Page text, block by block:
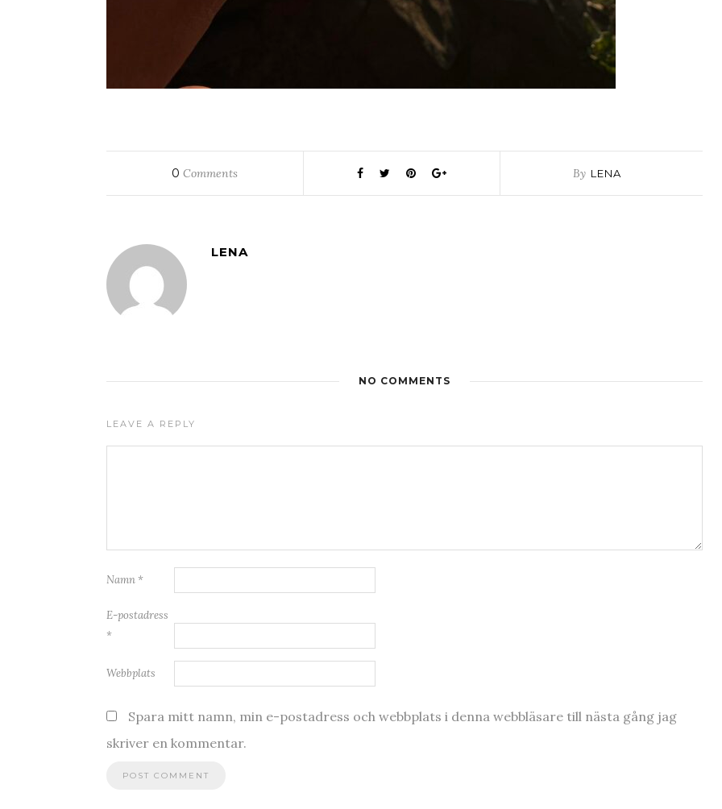
0 Comments By LENA
LENA
NO COMMENTS
LEAVE A REPLY
Namn *
E-postadress
*
Webbplats
Spara mitt namn, min e-postadress och webbplats i denna webbläsare till nästa gång jag
skriver en kommentar.